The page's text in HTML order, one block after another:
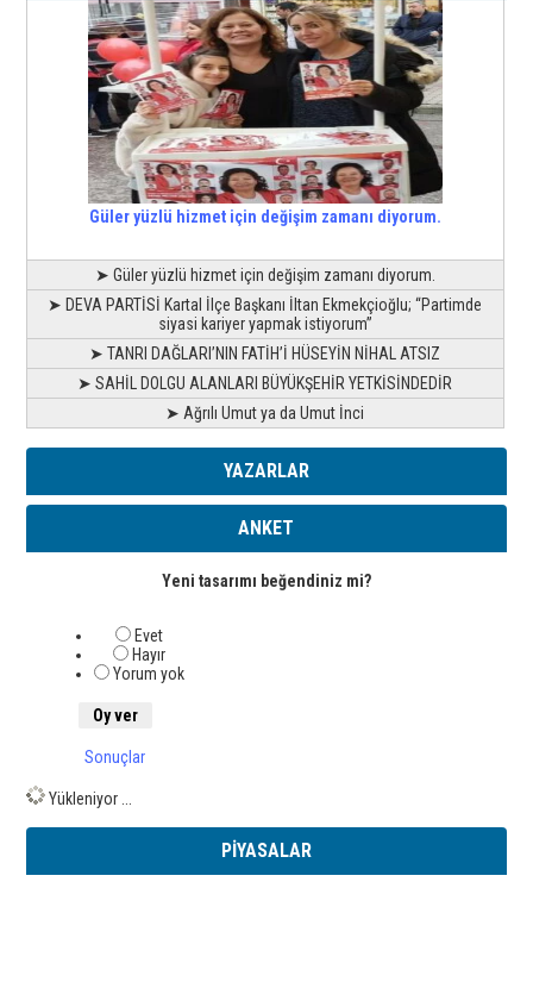
Güler yüzlü hizmet için değişim zamanı diyorum.
➤ Güler yüzlü hizmet için değişim zamanı diyorum.
➤ DEVA PARTİSİ Kartal İlçe Başkanı İltan Ekmekçioğlu; “Partimde
siyasi kariyer yapmak istiyorum”
➤ TANRI DAĞLARI’NIN FATİH’İ HÜSEYİN NİHAL ATSIZ
➤ SAHİL DOLGU ALANLARI BÜYÜKŞEHİR YETKİSİNDEDİR
➤ Ağrılı Umut ya da Umut İnci
YAZARLAR
ANKET
Yeni tasarımı beğendiniz mi?
Evet
Hayır
Yorum yok
Sonuçlar
Yükleniyor ...
PİYASALAR